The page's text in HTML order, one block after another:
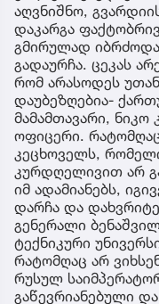
"სრული
[კვინიტაძის]
დაარტყამ და
მოიქცევს ვინმე,
ჩვენი
შეუძლებელია.
მტერი, ხუთჯერ
მის დამცველს
შენ შენი
ფაქტორს -
არგუმენტი- მან
ქალაქს იცავდნენ
აღვნიშნო,
დაკარგა
გმირულად
გადაურჩა. ცეკას